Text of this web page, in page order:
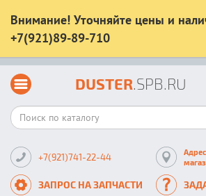
Внимание! Уточняйте цены и
+7(921)89-89-710
DUSTER.SPB.RU
+7(921)741-22-44
ЗАПРОС НА ЗАПЧАСТИ